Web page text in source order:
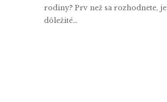
rodiny? Prv než sa rozhodnete, je
dôležité…